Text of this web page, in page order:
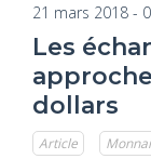
21 mars 2018 -
Les
dollars
Article